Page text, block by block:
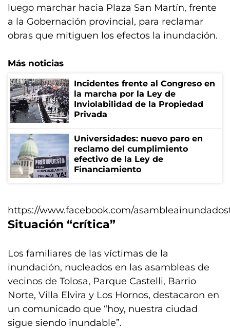
luego marchar hacia Plaza San Martín, frente
a la Gobernación provincial, para reclamar
obras que mitiguen los efectos la inundación.
Más noticias
Incidentes frente al Congreso en
la marcha por la Ley de
Inviolabilidad de la Propiedad
Privada
Universidades: nuevo paro en
reclamo del cumplimiento
efectivo de la Ley de
Financiamiento
https://www.facebook.com/
Situación “crítica”
Los familiares de las víctimas de la
inundación, nucleados en las asambleas de
vecinos de Tolosa, Parque Castelli, Barrio
Norte, Villa Elvira y Los Hornos, destacaron en
un comunicado que “hoy, nuestra ciudad
sigue siendo inundable”.